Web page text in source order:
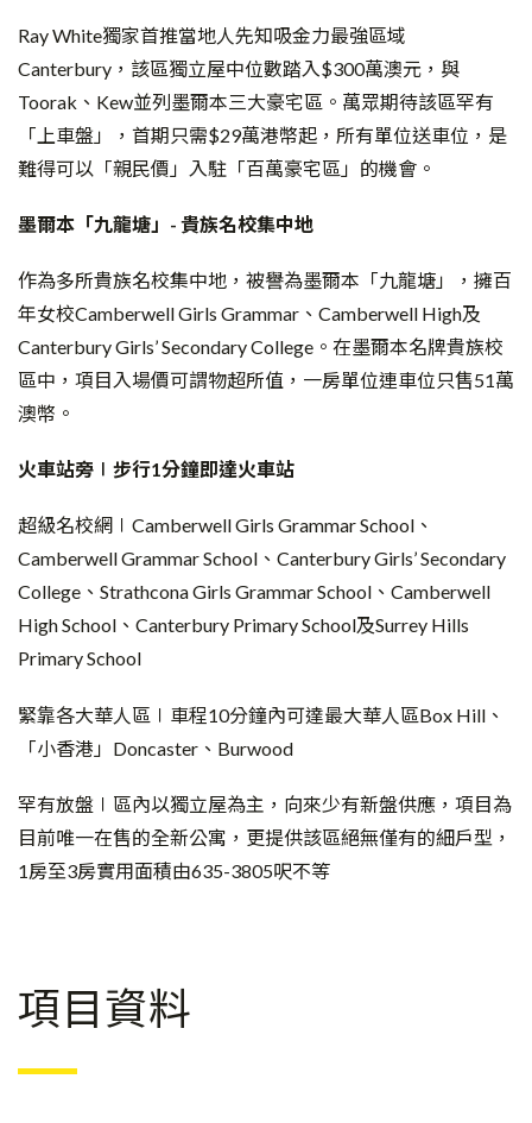
Ray White獨家首推當地人先知吸金力最強區域
Canterbury，該區獨立屋中位數踏入$300萬澳元，與
Toorak、Kew並列墨爾本三大豪宅區。萬眾期待該區罕有
「上車盤」，首期只需$29萬港幣起，所有單位送車位，是
難得可以「親民價」入駐「百萬豪宅區」的機會。
墨爾本「九龍塘」- 貴族名校集中地
作為多所貴族名校集中地，被譽為墨爾本「九龍塘」，擁百
年女校Camberwell Girls Grammar、Camberwell High及
Canterbury Girls’ Secondary College。在墨爾本名牌貴族校
區中，項目入場價可謂物超所值，一房單位連車位只售51萬
澳幣。
火車站旁∣步行1分鐘即達火車站
超級名校網∣Camberwell Girls Grammar School、
Camberwell Grammar School、Canterbury Girls’ Secondary
College、Strathcona Girls Grammar School、Camberwell
High School、Canterbury Primary School及Surrey Hills
Primary School
緊靠各大華人區∣車程10分鐘內可達最大華人區Box Hill、
「小香港」Doncaster、Burwood
罕有放盤∣區內以獨立屋為主，向來少有新盤供應，項目為
目前唯一在售的全新公寓，更提供該區絕無僅有的細戶型，
1房至3房實用面積由635-3805呎不等
項目資料